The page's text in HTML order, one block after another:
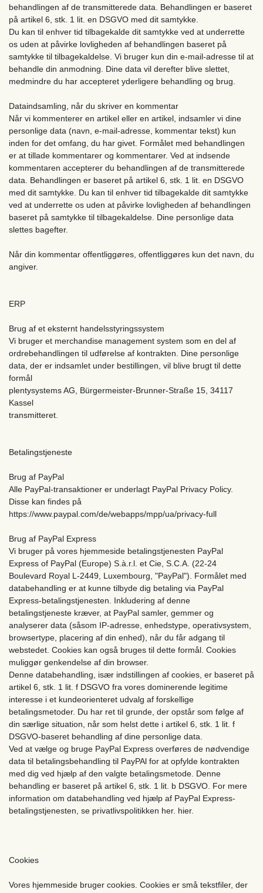
behandlingen af ​​de transmitterede data. Behandlingen er baseret
på artikel 6, stk. 1 lit. en DSGVO med dit samtykke.
Du kan til enhver tid tilbagekalde dit samtykke ved at underrette
os uden at påvirke lovligheden af ​​behandlingen baseret på
samtykke til tilbagekaldelse. Vi bruger kun din e-mail-adresse til at
behandle din anmodning. Dine data vil derefter blive slettet,
medmindre du har accepteret yderligere behandling og brug.
Dataindsamling, når du skriver en kommentar
Når vi kommenterer en artikel eller en artikel, indsamler vi dine
personlige data (navn, e-mail-adresse, kommentar tekst) kun
inden for det omfang, du har givet. Formålet med behandlingen
er at tillade kommentarer og kommentarer. Ved at indsende
kommentaren accepterer du behandlingen af ​​de transmitterede
data. Behandlingen er baseret på artikel 6, stk. 1 lit. en DSGVO
med dit samtykke. Du kan til enhver tid tilbagekalde dit samtykke
ved at underrette os uden at påvirke lovligheden af ​​behandlingen
baseret på samtykke til tilbagekaldelse. Dine personlige data
slettes bagefter.
Når din kommentar offentliggøres, offentliggøres kun det navn, du
angiver.
ERP
Brug af et eksternt handelsstyringssystem
Vi bruger et merchandise management system som en del af
ordrebehandlingen til udførelse af kontrakten. Dine personlige
data, der er indsamlet under bestillingen, vil blive brugt til dette
formål
plentysystems AG, Bürgermeister-Brunner-Straße 15, 34117
Kassel
transmitteret.
Betalingstjeneste
Brug af PayPal
Alle PayPal-transaktioner er underlagt PayPal Privacy Policy.
Disse kan findes på
https://www.paypal.com/de/webapps/mpp/ua/privacy-full
Brug af PayPal Express
Vi bruger på vores hjemmeside betalingstjenesten PayPal
Express of PayPal (Europe) S.à.r.l. et Cie, S.C.A. (22-24
Boulevard Royal L-2449, Luxembourg, "PayPal"). Formålet med
databehandling er at kunne tilbyde dig betaling via PayPal
Express-betalingstjenesten. Inkludering af denne
betalingstjeneste kræver, at PayPal samler, gemmer og
analyserer data (såsom IP-adresse, enhedstype, operativsystem,
browsertype, placering af din enhed), når du får adgang til
webstedet. Cookies kan også bruges til dette formål. Cookies
muliggør genkendelse af din browser.
Denne databehandling, især indstillingen af ​​cookies, er baseret på
artikel 6, stk. 1 lit. f DSGVO fra vores dominerende legitime
interesse i et kundeorienteret udvalg af forskellige
betalingsmetoder. Du har ret til grunde, der opstår som følge af
din særlige situation, når som helst dette i artikel 6, stk. 1 lit. f
DSGVO-baseret behandling af dine personlige data.
Ved at vælge og bruge PayPal Express overføres de nødvendige
data til betalingsbehandling til PayPAl for at opfylde kontrakten
med dig ved hjælp af den valgte betalingsmetode. Denne
behandling er baseret på artikel 6, stk. 1 lit. b DSGVO. For mere
information om databehandling ved hjælp af PayPal Express-
betalingstjenesten, se privatlivspolitikken her. hier.
Cookies
Vores hjemmeside bruger cookies. Cookies er små tekstfiler, der